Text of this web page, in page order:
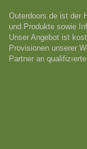
Outerdoors.de ist der
und Produkte sowie
Unser Angebot ist
Provisionen unserer
Partner an